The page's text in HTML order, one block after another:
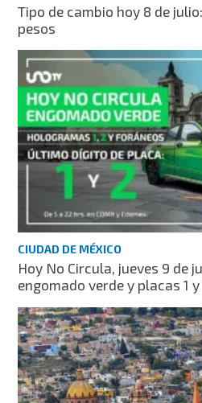
Tipo de cambio hoy 8 de
pesos
CIUDAD DE MÉXICO
Hoy No Circula, jueves 9 de
engomado verde y placas 1